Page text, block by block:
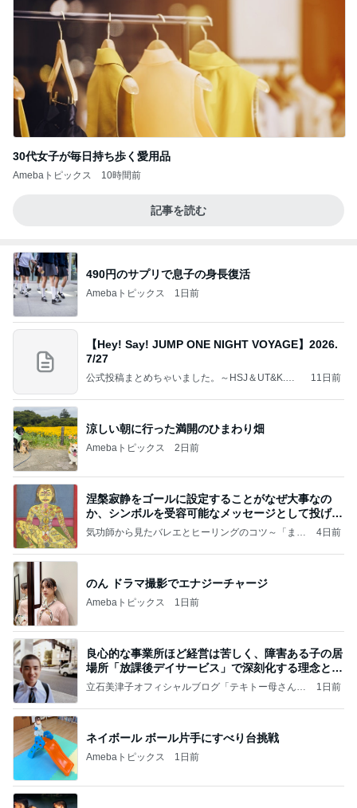
30代女子が毎日持ち歩く愛用品
Amebaトピックス 10時間前
記事を読む
490円のサプリで息子の身長復活
Amebaトピックス 1日前
【Hey! Say! JUMP ONE NIGHT VOYAGE】2026.
7/27
公式投稿まとめちゃいました。～HSJ＆UT&K.O.
11日前
涼しい朝に行った満開のひまわり畑
Amebaトピックス 2日前
涅槃寂静をゴールに設定することがなぜ大事なの
か、シンボルを受容可能なメッセージとして投げる
ことが
気功師から見たバレエとヒーリングのコツ～「まと
4日前
のん ドラマ撮影でエナジーチャージ
Amebaトピックス 1日前
良心的な事業所ほど経営は苦しく、障害ある子の居
場所「放課後デイサービス」で深刻化する理念と現
実の
立石美津子オフィシャルブログ「テキトー母さんの
1日前
ネイボール ボール片手にすべり台挑戦
Amebaトピックス 1日前